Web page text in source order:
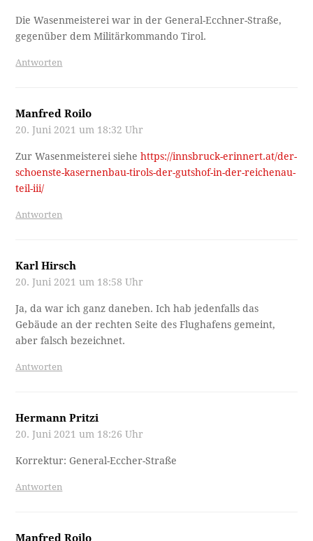
Die Wasenmeisterei war in der General-Ecchner-Straße,
gegenüber dem Militärkommando Tirol.
Antworten
Manfred Roilo
20. Juni 2021 um 18:32 Uhr
Zur Wasenmeisterei siehehttps://innsbruck-erinnert.at/der-
schoenste-kasernenbau-tirols-der-gutshof-in-der-reichenau-
teil-iii/
Antworten
Karl Hirsch
20. Juni 2021 um 18:58 Uhr
Ja, da war ich ganz daneben. Ich hab jedenfalls das
Gebäude an der rechten Seite des Flughafens gemeint,
aber falsch bezeichnet.
Antworten
Hermann Pritzi
20. Juni 2021 um 18:26 Uhr
Korrektur: General-Eccher-Straße
Antworten
Manfred Roilo